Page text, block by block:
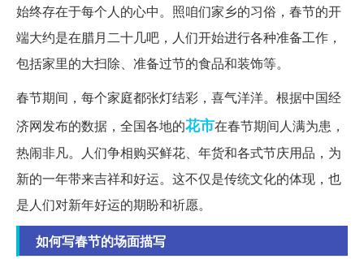
始终存在于每个人的心中。照咱们家乡的习俗，春节的开
端大约是在腊月二十几吧，人们开始进行各种准备工作，
包括家里的大扫除、准备过节的食品和装饰等。
春节期间，每个家庭都张灯结彩，喜气洋洋。根据中国经
济网发布的数据，全国各地的花市在春节期间人满为患，
热闹非凡。人们争相购买鲜花、年货和各式节庆用品，为
新的一年带来吉祥和好运。这不仅是传统文化的体现，也
是人们对新年好运的期盼和祈愿。
如何写春节的场面描写